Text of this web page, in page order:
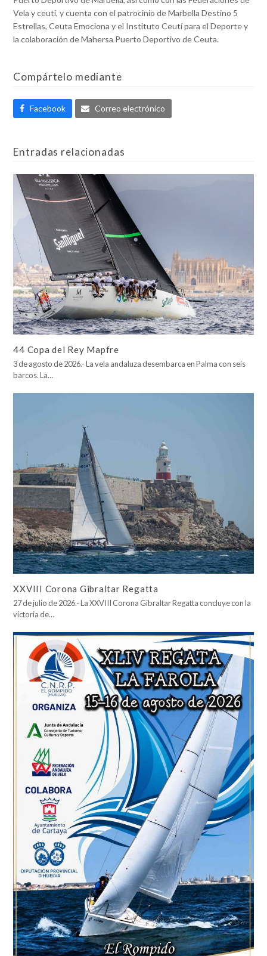
Vela y ceutí, y cuenta con el patrocinio de Marbella Destino 5
Estrellas, Ceuta Emociona y el Instituto Ceutí para el Deporte y
la colaboración de Mahersa Puerto Deportivo de Ceuta.
Compártelo mediante
Facebook Correo electrónico
Entradas relacionadas
44 Copa del Rey Mapfre
3 de agosto de 2026.- La vela andaluza desembarca en Palma con seis
barcos. La…
XXVIII Corona Gibraltar Regatta
27 de julio de 2026.- La XXVIII Corona Gibraltar Regatta concluye con la
victoria de…